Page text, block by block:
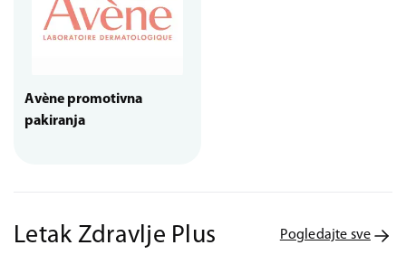
Avène promotivna
pakiranja
Letak Zdravlje Plus Pogledajte sve